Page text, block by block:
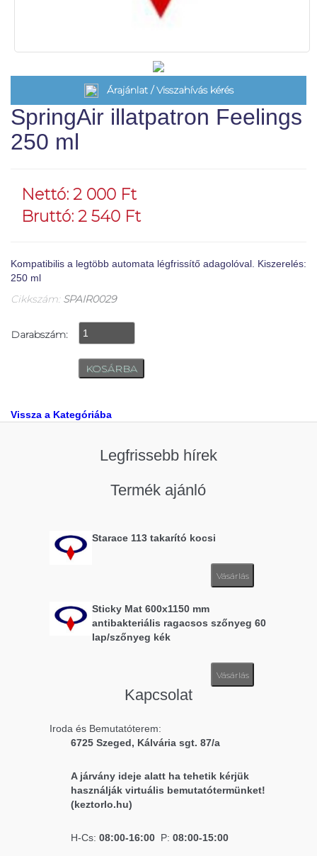
Árajánlat / Visszahívás kérés
SpringAir illatpatron Feelings
250 ml
Nettó: 2 000 Ft
Bruttó: 2 540 Ft
Kompatibilis a legtöbb automata légfrissítő adagolóval. Kiszerelés:
250 ml
Cikkszám: SPAIR0029
Darabszám:
Vissza a Kategóriába
Legfrissebb hírek
Termék ajánló
Starace 113 takarító kocsi
Vásárlás
Sticky Mat 600x1150 mm
antibakteriális ragacsos szőnyeg 60
lap/szőnyeg kék
Vásárlás
Kapcsolat
Iroda és Bemutatóterem:
6725 Szeged, Kálvária sgt. 87/a
A járvány ideje alatt ha tehetik kérjük
használják virtuális bemutatótermünket!
(keztorlo.hu)
H-Cs: 08:00-16:00 P: 08:00-15:00